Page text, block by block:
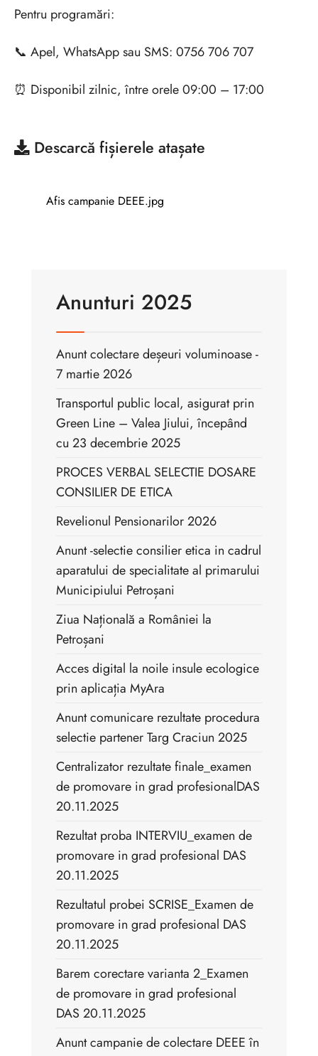
Pentru programări:
📞 Apel, WhatsApp sau SMS: 0756 706 707
⏰ Disponibil zilnic, între orele 09:00 – 17:00
Descarcă fișierele atașate
Afis campanie DEEE.jpg
Anunturi 2025
Anunt colectare deșeuri voluminoase -
7 martie 2026
Transportul public local, asigurat prin
Green Line – Valea Jiului, începând
cu 23 decembrie 2025
PROCES VERBAL SELECTIE DOSARE
CONSILIER DE ETICA
Revelionul Pensionarilor 2026
Anunt -selectie consilier etica in cadrul
aparatului de specialitate al primarului
Municipiului Petroșani
Ziua Națională a României la
Petroșani
Acces digital la noile insule ecologice
prin aplicația MyAra
Anunt comunicare rezultate procedura
selectie partener Targ Craciun 2025
Centralizator rezultate finale_examen
de promovare in grad profesionalDAS
20.11.2025
Rezultat proba INTERVIU_examen de
promovare in grad profesional DAS
20.11.2025
Rezultatul probei SCRISE_Examen de
promovare in grad profesional DAS
20.11.2025
Barem corectare varianta 2_Examen
de promovare in grad profesional
DAS 20.11.2025
Anunt campanie de colectare DEEE în